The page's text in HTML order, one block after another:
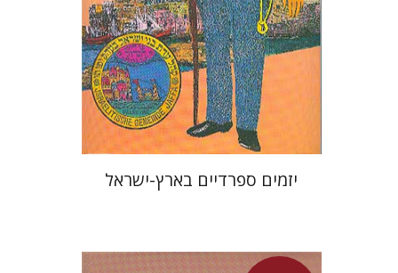
הנחת אתר ספר מודפס
$35
$32
יזמים ספרדיים בארץ-ישראל